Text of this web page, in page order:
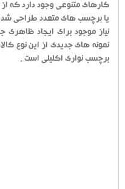
کارهای متنوعی وجود دارد که
یا برچسب های متعدد طراحی شده
نیاز موجود برای ایجاد ظاهری
نمونه های جدیدی از این نوع
برچسب نواری اکلیلی است .